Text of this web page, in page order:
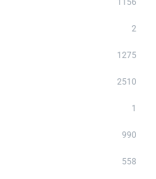
1156
2
1275
2510
1
990
558